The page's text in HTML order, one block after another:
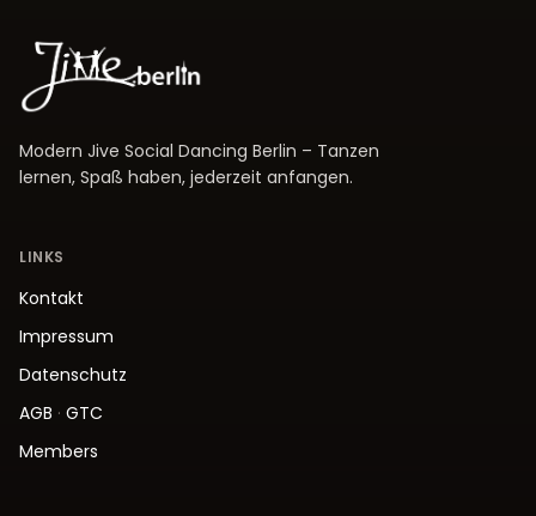
Modern Jive Social Dancing Berlin – Tanzen
lernen, Spaß haben, jederzeit anfangen.
LINKS
Kontakt
Impressum
Datenschutz
AGB · GTC
Members